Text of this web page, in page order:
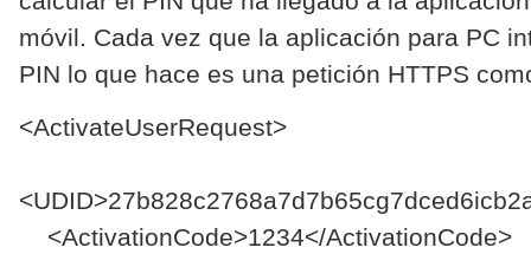
móvil. Cada vez que la aplicación para PC
PIN lo que hace es una petición HTTPS
<ActivateUserRequest>
<ActivationCode>1234</ActivationCode>